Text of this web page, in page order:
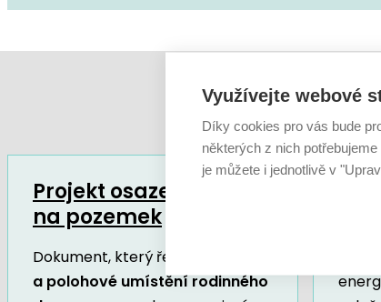
Projekt osazení domu
na pozemek
Dokument, který řeší
a polohové umístění rodinného
Využívejte webové
Díky cookies pro vás bude
některých z nich
je můžete i jednotlivě v